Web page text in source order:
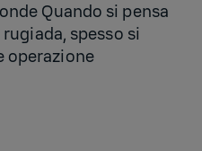
Quando si pensa
spesso si
operazione